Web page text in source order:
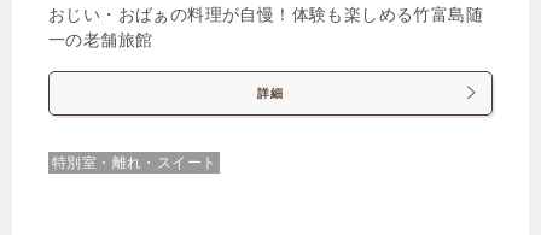
【禁煙】和洋室 約33平米
1泊大人1名合計（税込）
おじい・おばぁの料理が自慢！体験も楽しめる竹富島随
一の老舗旅館
詳細
特別室・離れ・スイート